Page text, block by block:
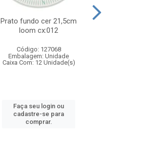
Prato fundo cer 21,5cm
loom cx:012
Código: 127068
Embalagem: Unidade
Caixa Com: 12 Unidade(s)
Faça seu login ou
cadastre-se para
comprar.